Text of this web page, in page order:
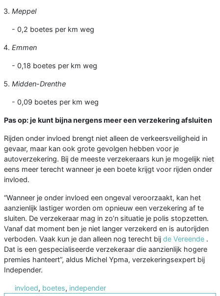
Meppel
- 0,2 boetes per km weg
Emmen
- 0,18 boetes per km weg
Midden-Drenthe
- 0,09 boetes per km weg
Pas op: je kunt bijna nergens meer een verzekering afsluiten
Rijden onder invloed brengt niet alleen de verkeersveiligheid in
gevaar, maar kan ook grote gevolgen hebben voor je
autoverzekering. Bij de meeste verzekeraars kun je mogelijk niet
eens meer terecht wanneer je een boete krijgt voor rijden onder
invloed.
“Wanneer je onder invloed een ongeval veroorzaakt, kan het
aanzienlijk lastiger worden om opnieuw een verzekering af te
sluiten. De verzekeraar mag in zo’n situatie je polis stopzetten.
Vanaf dat moment ben je niet langer verzekerd en is autorijden
verboden. Vaak kun je dan alleen nog terecht bij de Vereende .
Dat is een gespecialiseerde verzekeraar die aanzienlijk hogere
premies hanteert”, aldus Michel Ypma, verzekeringsexpert bij
Independer.
invloed, boetes, independer